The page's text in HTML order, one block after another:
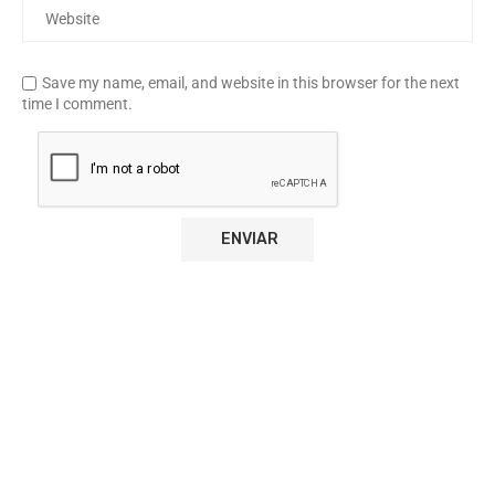
Save my name, email, and website in this browser for the next
time I comment.